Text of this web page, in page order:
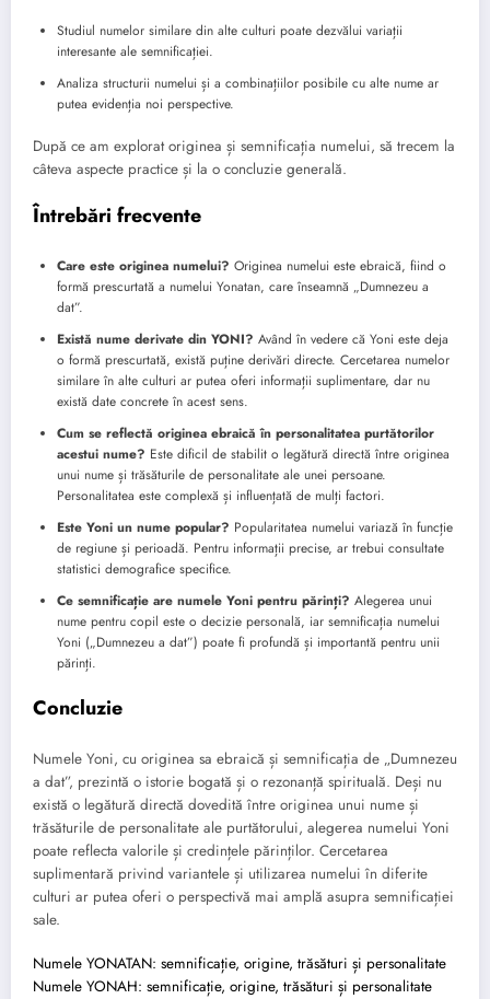
Studiul numelor similare din alte culturi poate dezvălui variații
interesante ale semnificației.
Analiza structurii numelui și a combinațiilor posibile cu alte nume ar
putea evidenția noi perspective.
După ce am explorat originea și semnificația numelui, să trecem la
câteva aspecte practice și la o concluzie generală.
Întrebări frecvente
Care este originea numelui? Originea numelui este ebraică, fiind o
formă prescurtată a numelui Yonatan, care înseamnă „Dumnezeu a
dat”.
Există nume derivate din YONI? Având în vedere că Yoni este deja
o formă prescurtată, există puține derivări directe. Cercetarea numelor
similare în alte culturi ar putea oferi informații suplimentare, dar nu
există date concrete în acest sens.
Cum se reflectă originea ebraică în personalitatea purtătorilor
acestui nume? Este dificil de stabilit o legătură directă între originea
unui nume și trăsăturile de personalitate ale unei persoane.
Personalitatea este complexă și influențată de mulți factori.
Este Yoni un nume popular? Popularitatea numelui variază în funcție
de regiune și perioadă. Pentru informații precise, ar trebui consultate
statistici demografice specifice.
Ce semnificație are numele Yoni pentru părinți? Alegerea unui
nume pentru copil este o decizie personală, iar semnificația numelui
Yoni („Dumnezeu a dat”) poate fi profundă și importantă pentru unii
părinți.
Concluzie
Numele Yoni, cu originea sa ebraică și semnificația de „Dumnezeu
a dat”, prezintă o istorie bogată și o rezonanță spirituală. Deși nu
există o legătură directă dovedită între originea unui nume și
trăsăturile de personalitate ale purtătorului, alegerea numelui Yoni
poate reflecta valorile și credințele părinților. Cercetarea
suplimentară privind variantele și utilizarea numelui în diferite
culturi ar putea oferi o perspectivă mai amplă asupra semnificației
sale.
Numele YONATAN: semnificație, origine, trăsături și personalitate
Numele YONAH: semnificație, origine, trăsături și personalitate